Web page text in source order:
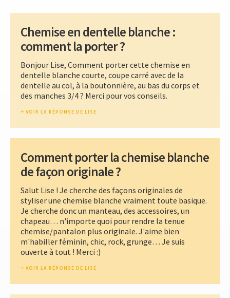
Chemise en dentelle blanche :
comment la porter ?
Bonjour Lise, Comment porter cette chemise en
dentelle blanche courte, coupe carré avec de la
dentelle au col, à la boutonnière, au bas du corps et
des manches 3/4 ? Merci pour vos conseils.
VOIR LA RÉPONSE DE LISE
Comment porter la chemise blanche
de façon originale ?
Salut Lise ! Je cherche des façons originales de
styliser une chemise blanche vraiment toute basique.
Je cherche donc un manteau, des accessoires, un
chapeau… n'importe quoi pour rendre la tenue
chemise/pantalon plus originale. J'aime bien
m'habiller féminin, chic, rock, grunge… Je suis
ouverte à tout ! Merci :)
VOIR LA RÉPONSE DE LISE